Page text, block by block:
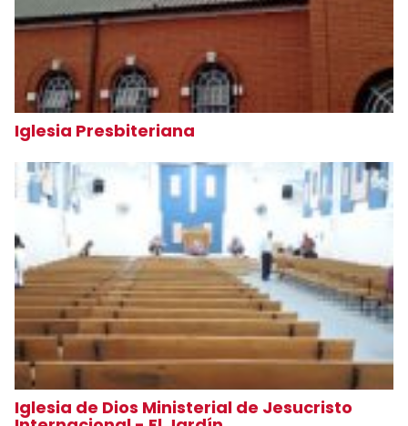
Iglesia Presbiteriana
Iglesia de Dios Ministerial de Jesucristo